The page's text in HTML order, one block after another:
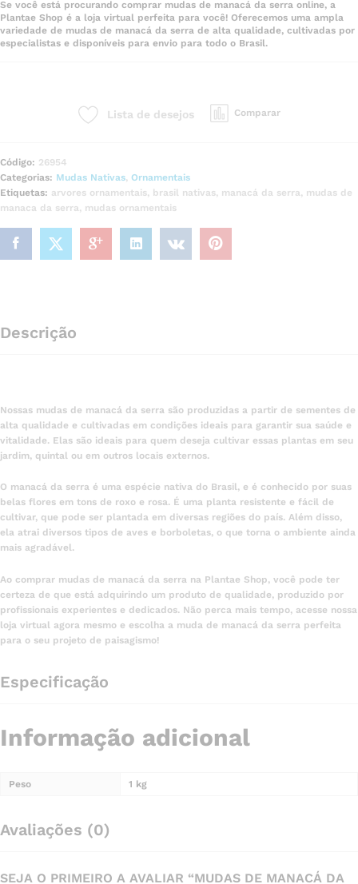
Se você está procurando comprar mudas de manacá da serra online, a
Plantae Shop é a loja virtual perfeita para você! Oferecemos uma ampla
variedade de mudas de manacá da serra de alta qualidade, cultivadas por
especialistas e disponíveis para envio para todo o Brasil.
Lista de desejos Comparar
Código: 26954
Categorias: Mudas Nativas, Ornamentais
Etiquetas: arvores ornamentais, brasil nativas, manacá da serra, mudas de
manaca da serra, mudas ornamentais
Descrição
Nossas mudas de manacá da serra são produzidas a partir de sementes de
alta qualidade e cultivadas em condições ideais para garantir sua saúde e
vitalidade. Elas são ideais para quem deseja cultivar essas plantas em seu
jardim, quintal ou em outros locais externos.
O manacá da serra é uma espécie nativa do Brasil, e é conhecido por suas
belas flores em tons de roxo e rosa. É uma planta resistente e fácil de
cultivar, que pode ser plantada em diversas regiões do país. Além disso,
ela atrai diversos tipos de aves e borboletas, o que torna o ambiente ainda
mais agradável.
Ao comprar mudas de manacá da serra na Plantae Shop, você pode ter
certeza de que está adquirindo um produto de qualidade, produzido por
profissionais experientes e dedicados. Não perca mais tempo, acesse nossa
loja virtual agora mesmo e escolha a muda de manacá da serra perfeita
para o seu projeto de paisagismo!
Especificação
Informação adicional
Peso 1 kg
Avaliações (0)
SEJA O PRIMEIRO A AVALIAR “MUDAS DE MANACÁ DA